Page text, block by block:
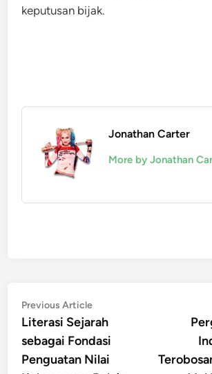
keputusan bijak.
Jonathan Carter
More by Jonathan
Post
navigation
Previous ArticlePrevious
article:
Literasi Sejarah
sebagai Fondasi
Penguatan Nilai